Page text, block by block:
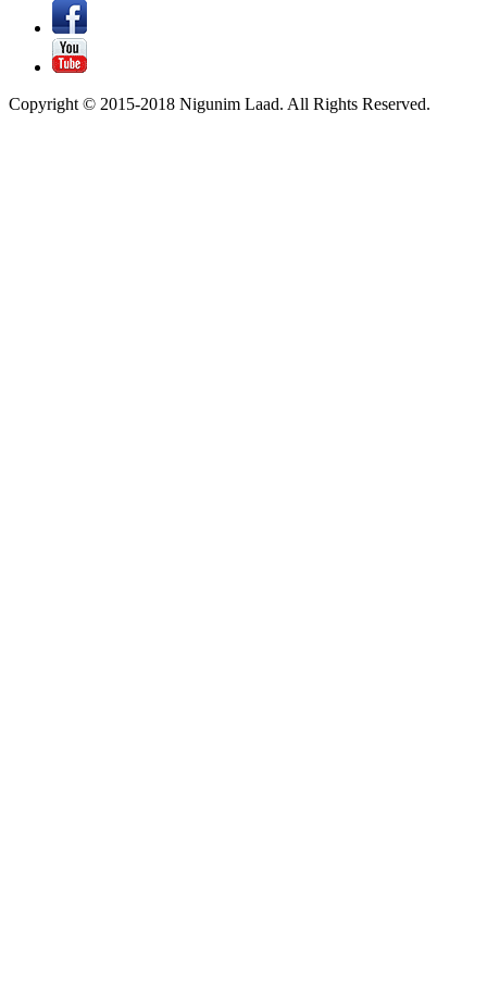
Copyright © 2015-2018 Nigunim Laad. All Rights Reserved.